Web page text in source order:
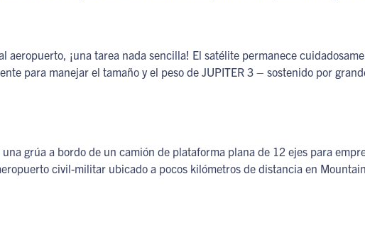
aeropuerto, ¡una tarea nada sencilla! El satélite permanece
para manejar el tamaño y el peso de JUPITER 3 – sostenido por
grúa a bordo de un camión de plataforma plana de 12 ejes para
civil-militar ubicado a pocos kilómetros de distancia en